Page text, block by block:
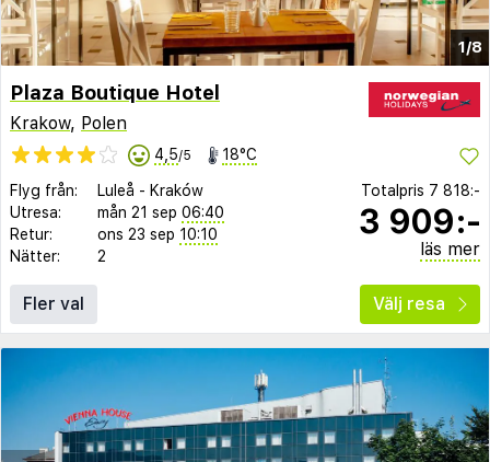
1/8
Plaza Boutique Hotel
Krakow, Polen
4,5/5 18°C
Flyg från: Luleå - Kraków
Utresa:
mån 21 sep 06:40
Retur:
ons 23 sep 10:10
Nätter:
2
Totalpris 7 818:-
3 909:-
läs mer
Fler val Välj resa